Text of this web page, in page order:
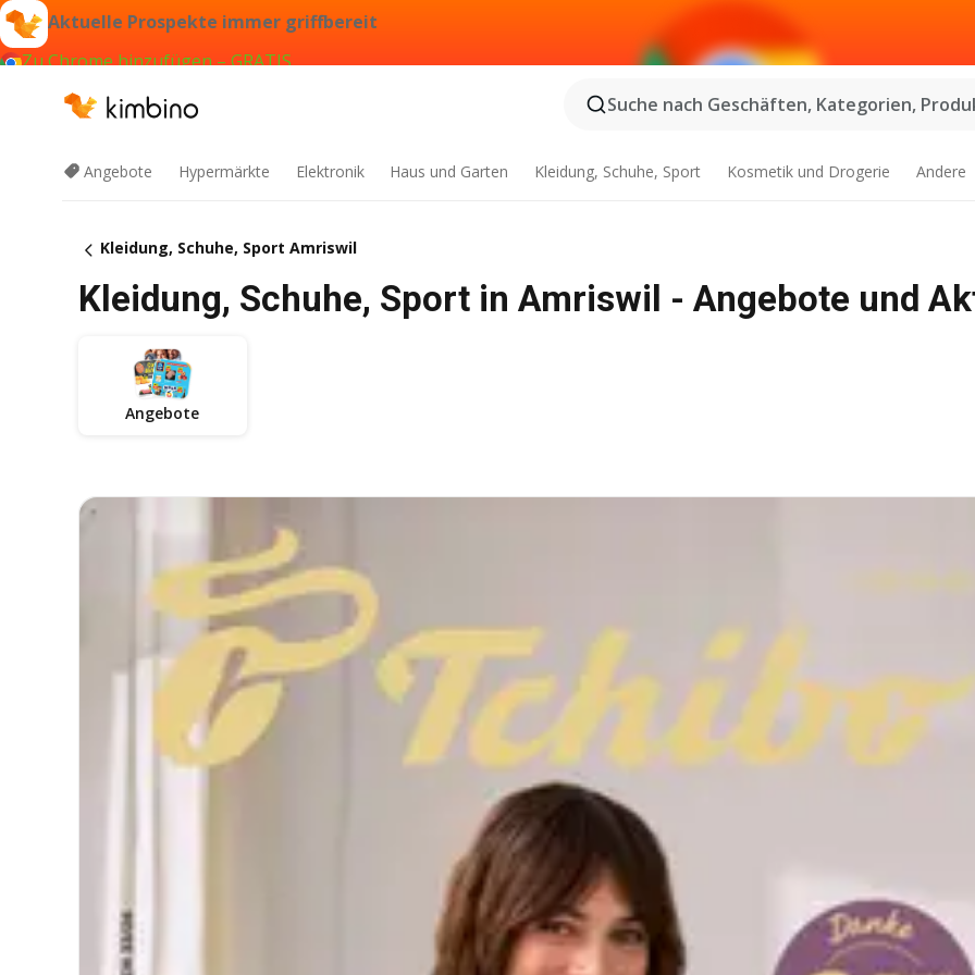
Aktuelle Prospekte immer griffbereit
Zu Chrome hinzufügen – GRATIS
Suche nach Geschäften, Kategorien,
Angebote Hypermärkte Elektronik Haus und Garten Kleidung, Schuhe, Sport Kosmetik und Drogerie Andere
Kleidung, Schuhe, Sport Amriswil
Kleidung, Schuhe, Sport in Amriswil - Angebote und
Angebote